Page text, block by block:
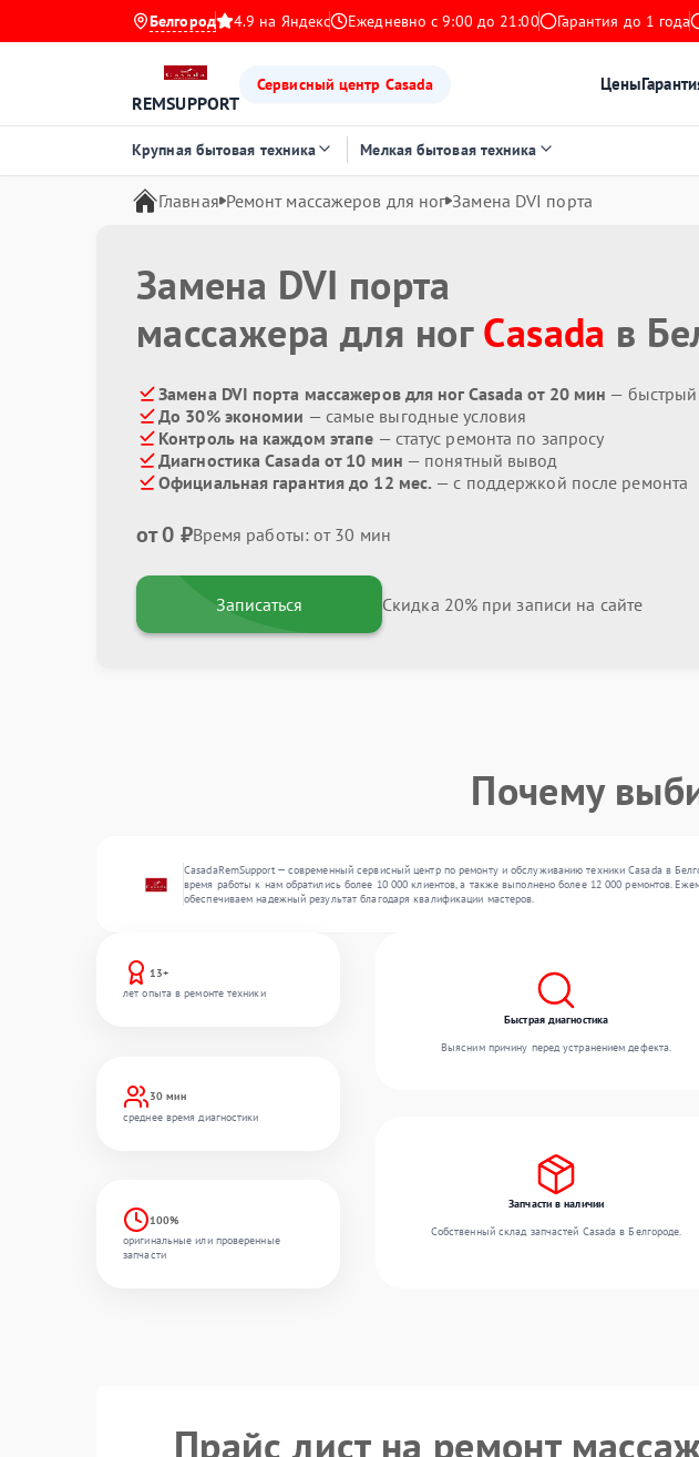
Белгород 4.9 на Яндекс Ежедневно с 9:00 до 21:00 Гарантия до 1 года
REMSUPPORT
Сервисный центр Casada Цены
Крупная бытовая техника Мелкая бытовая техника
Главная Ремонт массажеров для ног Замена DVI порта
Замена DVI порта
массажера для ногCasada в
Замена DVI порта массажеров для ног Casada от 20 мин — быстрый
До 30% экономии — самые выгодные условия
Контроль на каждом этапе — статус ремонта по запросу
Диагностика Casada от 10 мин — понятный вывод
Официальная гарантия до 12 мес. — с поддержкой после ремонта
от 0 ₽Время работы: от 30 мин
Записаться Скидка 20% при записи на сайте
Почему
CasadaRemSupport — современный сервисный центр по ремонту и обслуживанию техники Casada в
время работы к нам обратились более 10 000 клиентов, а также выполнено более 12 000 ремонтов.
обеспечиваем надежный результат благодаря квалификации мастеров.
13+
лет опыта в ремонте техники
30 мин
среднее время диагностики
100%
оригинальные или проверенные
запчасти
Быстрая диагностика
Выясним причину перед устранением дефекта.
Запчасти в наличии
Собственный склад запчастей Casada в Белгороде.
Прайс лист на ремонт